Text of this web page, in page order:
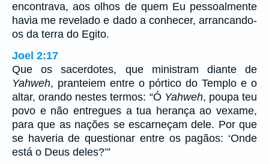
encontrava, aos olhos de quem Eu pessoalmente
havia me revelado e dado a conhecer, arrancando-
os da terra do Egito.
Joel 2:17
Que os sacerdotes, que ministram diante de
Yahweh, pranteiem entre o pórtico do Templo e o
altar, orando nestes termos: “Ó Yahweh, poupa teu
povo e não entregues a tua herança ao vexame,
para que as nações se escarneçam dele. Por que
se haveria de questionar entre os pagãos: ‘Onde
está o Deus deles?’”